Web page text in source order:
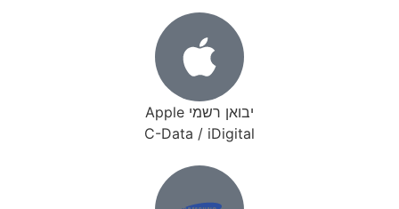
יבואן רשמי Apple
C-Data / iDigital